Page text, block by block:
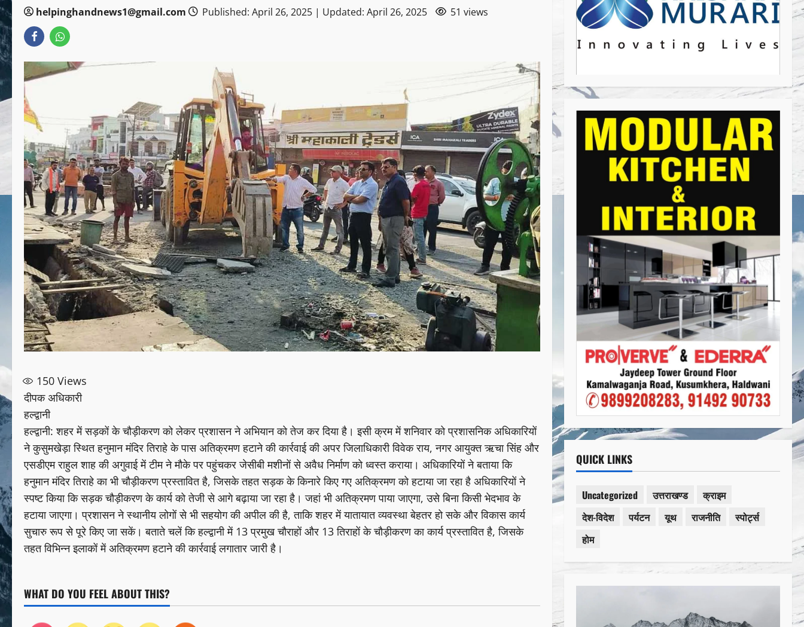
helpinghandnews1@gmail.com Published: April 26, 2025 | Updated: April 26, 2025 51 views
150 Views
दीपक अधिकारी
हल्द्वानी
हल्द्वानी: शहर में सड़कों के चौड़ीकरण को लेकर प्रशासन ने अभियान को तेज कर दिया है। इसी क्रम में शनिवार को प्रशासनिक अधिकारियों
ने कुसुमखेड़ा स्थित हनुमान मंदिर तिराहे के पास अतिक्रमण हटाने की कार्रवाई की अपर जिलाधिकारी विवेक राय, नगर आयुक्त ऋचा सिंह और
एसडीएम राहुल शाह की अगुवाई में टीम ने मौके पर पहुंचकर जेसीबी मशीनों से अवैध निर्माण को ध्वस्त कराया। अधिकारियों ने बताया कि
हनुमान मंदिर तिराहे का भी चौड़ीकरण प्रस्तावित है, जिसके तहत सड़क के किनारे किए गए अतिक्रमण को हटाया जा रहा है अधिकारियों ने
स्पष्ट किया कि सड़क चौड़ीकरण के कार्य को तेजी से आगे बढ़ाया जा रहा है। जहां भी अतिक्रमण पाया जाएगा, उसे बिना किसी भेदभाव के
हटाया जाएगा। प्रशासन ने स्थानीय लोगों से भी सहयोग की अपील की है, ताकि शहर में यातायात व्यवस्था बेहतर हो सके और विकास कार्य
सुचारु रूप से पूरे किए जा सकें। बताते चलें कि हल्द्वानी में 13 प्रमुख चौराहों और 13 तिराहों के चौड़ीकरण का कार्य प्रस्तावित है, जिसके
तहत विभिन्न इलाकों में अतिक्रमण हटाने की कार्रवाई लगातार जारी है।
WHAT DO YOU FEEL ABOUT THIS?
QUICK LINKS
Uncategorized उत्तराखण्ड
क्राइम
देश-विदेश
पर्यटन यूथ राजनीति
स्पोर्ट्स
होम